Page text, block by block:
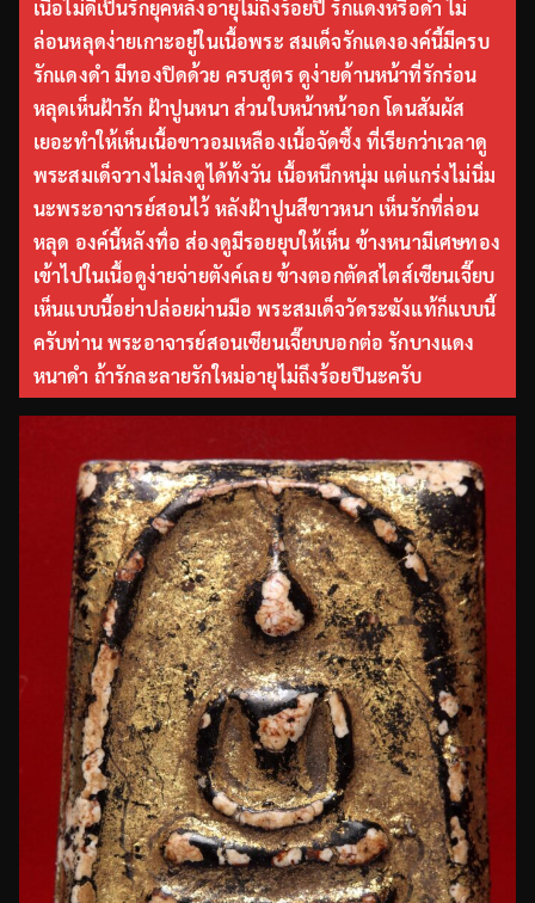
เนื้อไม่ดีเป็นรักยุคหลังอายุไม่ถึงร้อยปี รักแดงหรือดำ ไม่
ล่อนหลุดง่ายเกาะอยู่ในเนื้อพระ สมเด็จรักแดงองค์นี้มีครบ
รักแดงดำ มีทองปิดด้วย ครบสูตร ดูง่ายด้านหน้าที่รักร่อน
หลุดเห็นฝ้ารัก ฝ้าปูนหนา ส่วนใบหน้าหน้าอก โดนสัมผัส
เยอะทำให้เห็นเนื้อขาวอมเหลืองเนื้อจัดซึ้ง ที่เรียกว่าเวลาดู
พระสมเด็จวางไม่ลงดูได้ทั้งวัน เนื้อหนึกหนุ่ม แต่แกร่งไม่นิ่ม
นะพระอาจารย์สอนไว้ หลังฝ้าปูนสีขาวหนา เห็นรักที่ล่อน
หลุด องค์นี้หลังทื่อ ส่องดูมีรอยยุบให้เห็น ข้างหนามีเศษทอง
เข้าไปในเนื้อดูง่ายจ่ายตังค์เลย ข้างตอกตัดสไตส์เซียนเจี๊ยบ
เห็นแบบนี้อย่าปล่อยผ่านมือ พระสมเด็จวัดระฆังแท้ก็แบบนี้
ครับท่าน พระอาจารย์สอนเซียนเจี๊ยบบอกต่อ รักบางแดง
หนาดำ ถ้ารักละลายรักใหม่อายุไม่ถึงร้อยปีนะครับ